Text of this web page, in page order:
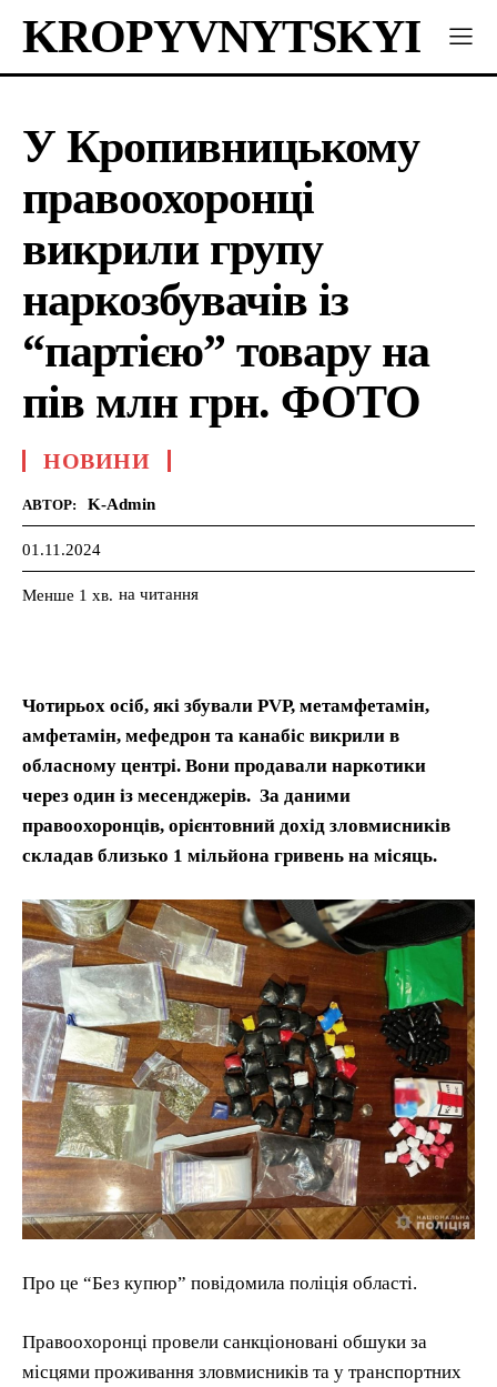
KROPYVNYTSKYI
У Кропивницькому
правоохоронці
викрили групу
наркозбувачів із
“партією” товару на
пів млн грн. ФОТО
НОВИНИ
АВТОР: K-Admin
01.11.2024
Менше 1 хв. на читання
Чотирьох осіб, які збували PVP, метамфетамін,
амфетамін, мефедрон та канабіс викрили в
обласному центрі. Вони продавали наркотики
через один із месенджерів. За даними
правоохоронців, орієнтовний дохід зловмисників
складав близько 1 мільйона гривень на місяць.
Про це “Без купюр” повідомила поліція області.
Правоохоронці провели санкціоновані обшуки за
місцями проживання зловмисників та у транспортних